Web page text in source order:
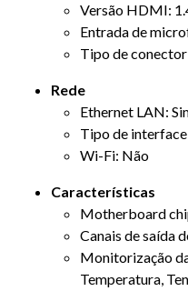
Versão HDMI:
Entrada de
Tipo de
Rede
Ethernet LAN:
Tipo de
Wi-Fi: Não
Características
Motherboard
Canais de saída
Monitorização
Temperatura,